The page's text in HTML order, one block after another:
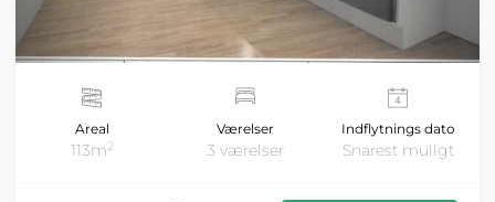
Areal
113m2
Værelser
3 værelser
Indflytnings dato
Snarest muligt